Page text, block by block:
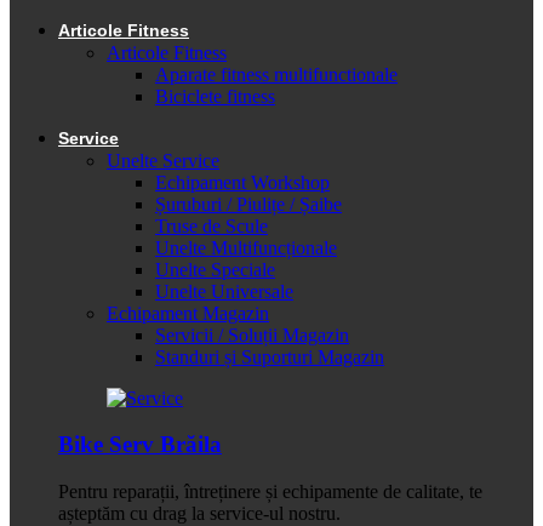
Articole Fitness
Articole Fitness
Aparate fitness multifunctionale
Biciclete fitness
Service
Unelte Service
Echipament Workshop
Șuruburi / Piulițe / Șaibe
Truse de Scule
Unelte Multifuncționale
Unelte Speciale
Unelte Universale
Echipament Magazin
Servicii / Soluții Magazin
Standuri și Suporturi Magazin
Bike Serv Brăila
Pentru reparații, întreținere și echipamente de calitate, te
așteptăm cu drag la service-ul nostru.